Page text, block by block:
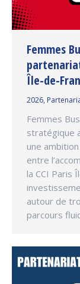
Femmes
Île-de-
2026,
Femmes
stratégique
une
entre
la CCI Paris
autour de
parcours